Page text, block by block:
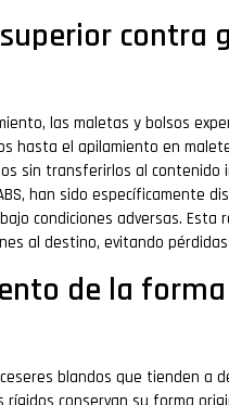
contra
las maletas y bolsos
hasta el apilamiento en
sin transferirlos al contenido
han sido específicamente
condiciones adversas.
al destino, evitando
de la
blandos que tienden a